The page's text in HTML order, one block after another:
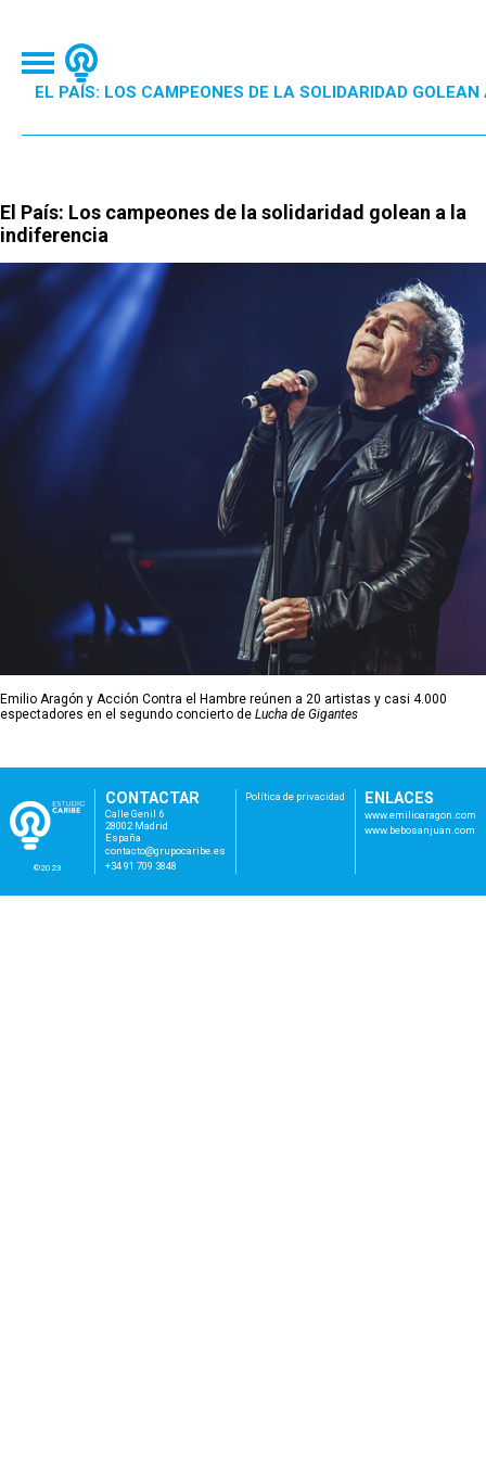
EL PAÍS: LOS CAMPEONES DE LA SOLIDARIDAD
El País: Los campeones de la solidaridad golean a la
indiferencia
Emilio Aragón y Acción Contra el Hambre reúnen a 20 artistas y casi 4.000
espectadores en el segundo concierto de Lucha de Gigantes
©2023
CONTACTAR
Calle Genil 6
28002 Madrid
España
contacto@grupocaribe. es
+34 91 709 3848
Política de privacidad ENLACES
www.emilioaragon.com
www.bebosanjuan.com